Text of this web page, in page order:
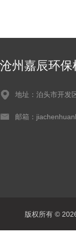
沧州嘉辰环保
地址：泊头市开发
邮箱：
版权所有 ©